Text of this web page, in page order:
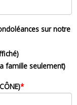
sur notre
famille seulement)
*